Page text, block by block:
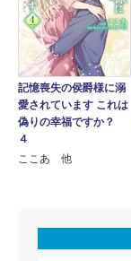
記憶喪失の侯爵様に溺
愛されています これは
偽りの幸福ですか？
４
ここあ 他